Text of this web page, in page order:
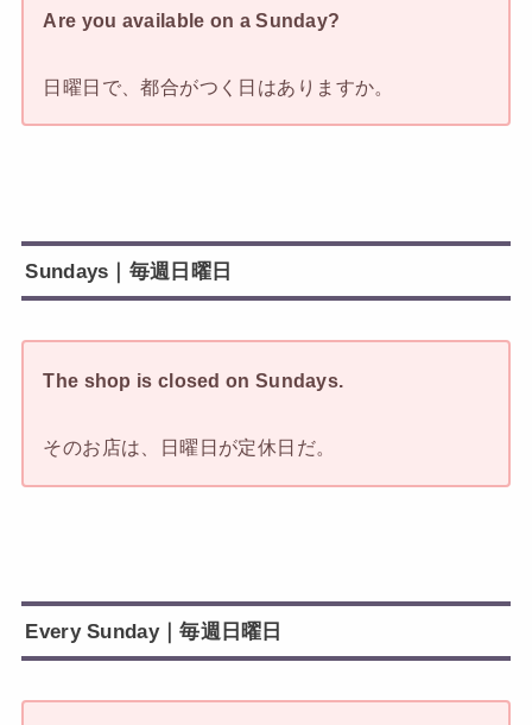
Are you available on a Sunday?
日曜日で、都合がつく日はありますか。
Sundays｜毎週日曜日
The shop is closed on Sundays.
そのお店は、日曜日が定休日だ。
Every Sunday｜毎週日曜日